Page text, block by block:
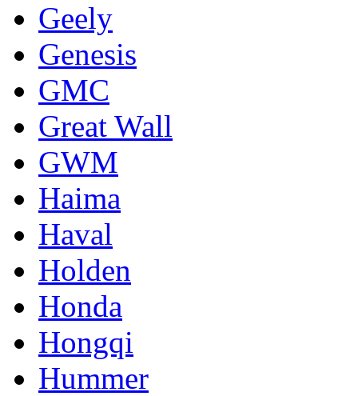
Geely
Genesis
GMC
Great Wall
GWM
Haima
Haval
Holden
Honda
Hongqi
Hummer